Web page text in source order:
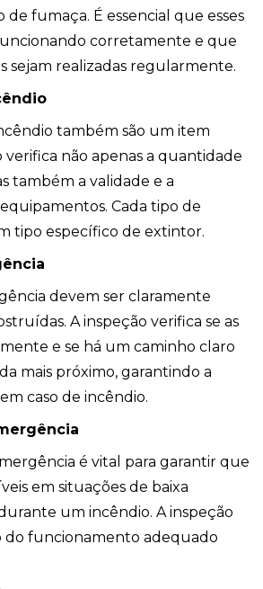
fumaça. É essencial que esses
corretamente e que
sejam realizadas regularmente.
também são um item
verifica não apenas a quantidade
também a validade e a
Cada tipo de
tipo específico de extintor.
devem ser claramente
A inspeção verifica se as
e se há um caminho claro
mais próximo, garantindo a
caso de incêndio.
é vital para garantir que
em situações de baixa
um incêndio. A inspeção
do funcionamento adequado